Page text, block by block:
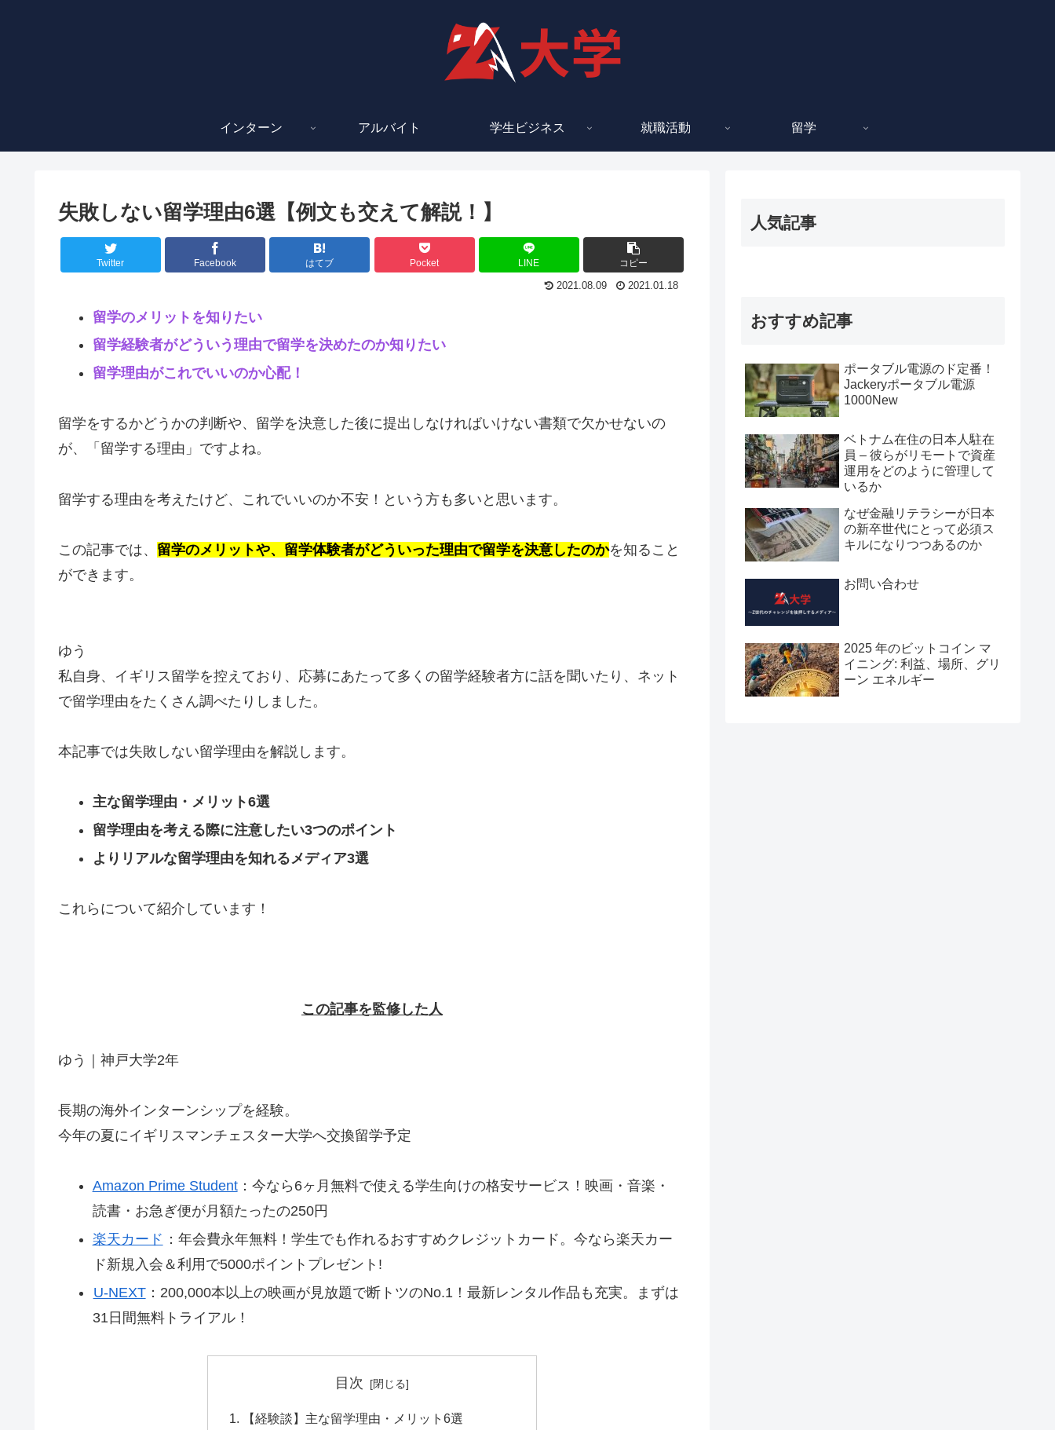
インターン アルバイト 学生ビジネス 就職活動 留学
失敗しない留学理由6選【例文も交えて解説！】
Twitter Facebook はてブ Pocket LINE コピー
2021.08.09 2021.01.18
留学のメリットを知りたい
留学経験者がどういう理由で留学を決めたのか知りたい
留学理由がこれでいいのか心配！
留学をするかどうかの判断や、留学を決意した後に提出しなければいけない書類で欠かせないの
が、「留学する理由」ですよね。
留学する理由を考えたけど、これでいいのか不安！という方も多いと思います。
この記事では、 留学のメリットや、留学体験者がどういった理由で留学を決意したのかを知ること
ができます。
ゆう
私自身、イギリス留学を控えており、応募にあたって多くの留学経験者方に話を聞いたり、ネット
で留学理由をたくさん調べたりしました。
本記事では失敗しない留学理由を解説します。
主な留学理由・メリット6選
留学理由を考える際に注意したい3つのポイント
よりリアルな留学理由を知れるメディア3選
これらについて紹介しています！
この記事を監修した人
ゆう｜神戸大学2年
長期の海外インターンシップを経験。
今年の夏にイギリスマンチェスター大学へ交換留学予定
Amazon Prime Student：今なら6ヶ月無料で使える学生向けの格安サービス！ 映画・音楽・
読書・お急ぎ便が月額たったの250円
楽天カード ：年会費永年無料！学生でも作れるおすすめクレジットカード。 今なら楽天カー
ド新規入会＆利用で5000ポイントプレゼント!
U-NEXT：200,000本以上の映画が⾒放題で断トツのNo.1！最新レンタル作品も充実。
まずは
31日間無料トライアル！
目次
【経験談】主な留学理由・メリット6選
人気記事
おすすめ記事
ポータブル電源のド定番！
Jackeryポータブル電源
1000New
ベトナム在住の日本人駐在
員 – 彼らがリモートで資産
運用をどのように管理して
いるか
なぜ金融リテラシーが日本
の新卒世代にとって必須ス
キルになりつつあるのか
お問い合わせ
2025 年のビットコイン マ
イニング: 利益、場所、グリ
ーン エネルギー